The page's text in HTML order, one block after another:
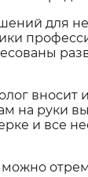
для
на руки
и все